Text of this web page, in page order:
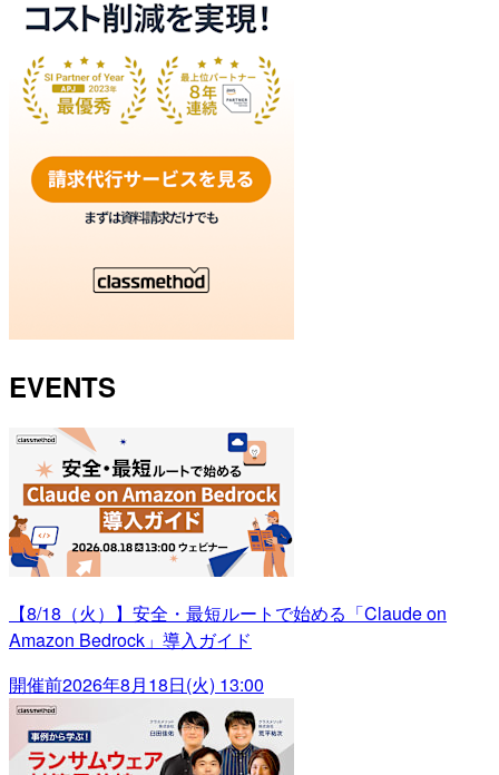
EVENTS
【8/18（火）】安全・最短ルートで始める「Claude on
Amazon Bedrock」導入ガイド
開催前2026年8月18日(火) 13:00